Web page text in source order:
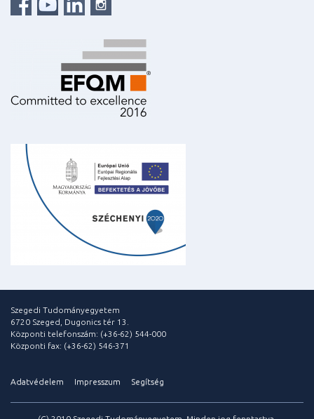
Szegedi Tudományegyetem
6720 Szeged, Dugonics tér 13.
Központi telefonszám: (+36-62) 544-000
Központi fax: (+36-62) 546-371
Adatvédelem Impresszum Segítség